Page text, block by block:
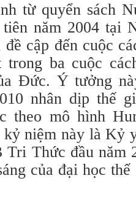
từ quyển sách
năm 2004 tại
cập đến cuộc
ba cuộc
Đức. Ý tưởng
nhân dịp thế
theo mô hình
kỷ niệm này là Kỷ
Thức đầu năm
của đại học